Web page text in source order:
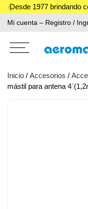
SkipDesde 1977 brindando
Mi cuenta – Registro /
Inicio / Accesorios /
mástil para antena